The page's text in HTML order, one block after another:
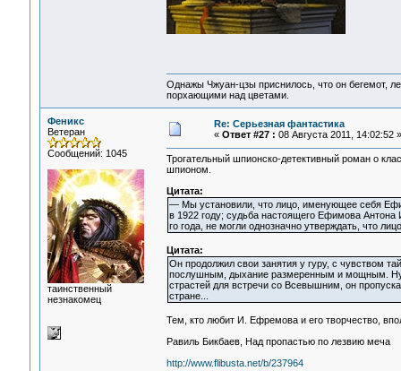
Однажы Чжуан-цзы приснилось, что он бегемот,
порхающими над цветами.
Феникс
Ветеран
Сообщений: 1045
таинственный
незнакомец
Re: Серьезная фантастика
« Ответ #27 : 08 Августа 2011, 14:02:52 »
Трогательный шпионско-детективный роман о
шпионом.
Цитата:
— Мы установили, что лицо, именующее себя
в 1922 году; судьба настоящего Ефимова
го года, не могли однозначно утверждать, что
Цитата:
Он продолжил свои занятия у гуру, с чувством
послушным, дыхание размеренным и мощным. Ну,
страстей для встречи со Всевышним, он
стране...
Тем, кто любит И. Ефремова и его творчество,
Равиль Бикбаев, Над пропастью по лезвию меча
http://www.flibusta.net/b/237964